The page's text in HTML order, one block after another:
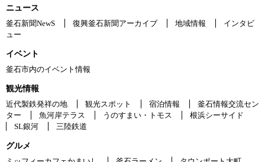
ニュース
釜石新聞NewS
復興釜石新聞アーカイブ 地域情報
インタビ
ュー
イベント
釜石市内のイベント情報
観光情報
近代製鉄発祥の地
観光スポット 宿泊情報
釜石情報交流セン
ター
魚河岸テラス うのすまい・トモス
根浜シーサイド
SL銀河
三陸鉄道
グルメ